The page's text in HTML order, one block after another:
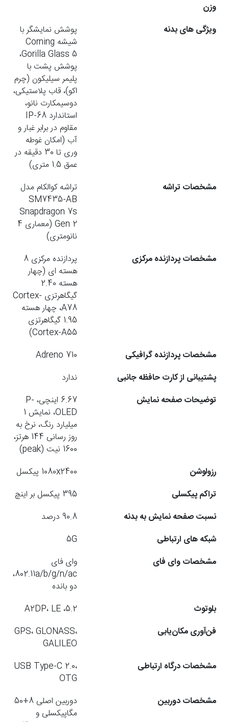
وزن
ویژگی های بدنه
پوشش نمایشگر با
شیشه Corning
Gorilla Glass 5،
پوشش پشت با
پلیمر سیلیکون (چرم
اکو)، قاب پلاستیکی،
دوسیمکارت نانو،
استاندارد IP-68
مقاوم در برابر غبار و
آب (امکان غوطه
وری تا 30 دقیقه در
عمق 1.5 متری)
مشخصات تراشه
تراشه کوالکام مدل
SM7435-AB
Snapdragon 7s
Gen 2 (معماری 4
نانومتری)
مشخصات پردازنده مرکزی
پردازنده مرکزی 8
هسته ای (چهار
هسته 2.40
گیگاهرتزی Cortex-
A78، چهار هسته
1.95 گیگاهرتزی
Cortex-A55)
مشخصات پردازنده گرافیکی
Adreno 710
پشتیبانی از کارت حافظه جانبی
ندارد
توضیحات صفحه نمایش
6.67 اینچی، P-
OLED، نمایش 1
میلیارد رنگ، نرخ به
روز رسانی 144 هرتز،
1600 نیت (peak)
رزولوشن
1080x2400 پیکسل
تراکم پیکسلی
395 پیکسل بر اینچ
نسبت صفحه نمایش به بدنه
90.8 درصد
شبکه های ارتباطی
5G
مشخصات وای فای
وای فای
802.11a/b/g/n/ac،
دو بانده
بلوتوث
5.2، A2DP، LE
فن‌آوری مکان‌یابی
GPS، GLONASS،
GALILEO
مشخصات درگاه ارتباطی
USB Type-C 2.0،
OTG
مشخصات دوربین
دوربین اصلی 8+50
مگاپیکسلی و